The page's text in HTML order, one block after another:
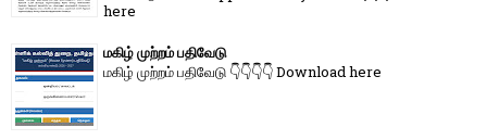
here
மகிழ் முற்றம் பதிவேடு
மகிழ் முற்றம் பதிவேடு 👇👇👇👇 Download here